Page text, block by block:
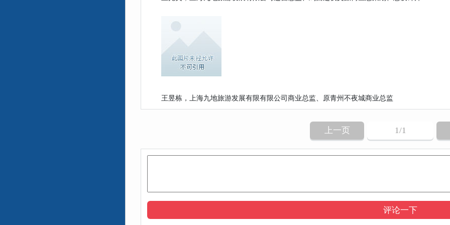
王昱栋，上海九地旅游发展有限有限公司商业总监、原青州不夜城商业总监
上一页 1/1